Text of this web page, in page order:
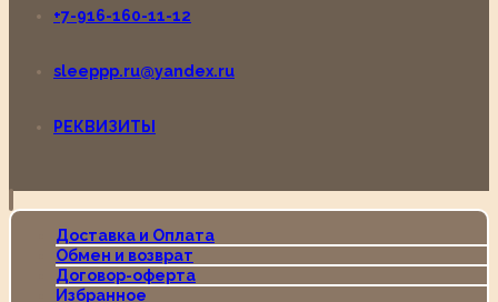
+7-916-160-11-12
sleeppp.ru@yandex.ru
РЕКВИЗИТЫ
Доставка и Оплата
Обмен и возврат
Договор-оферта
Избранное